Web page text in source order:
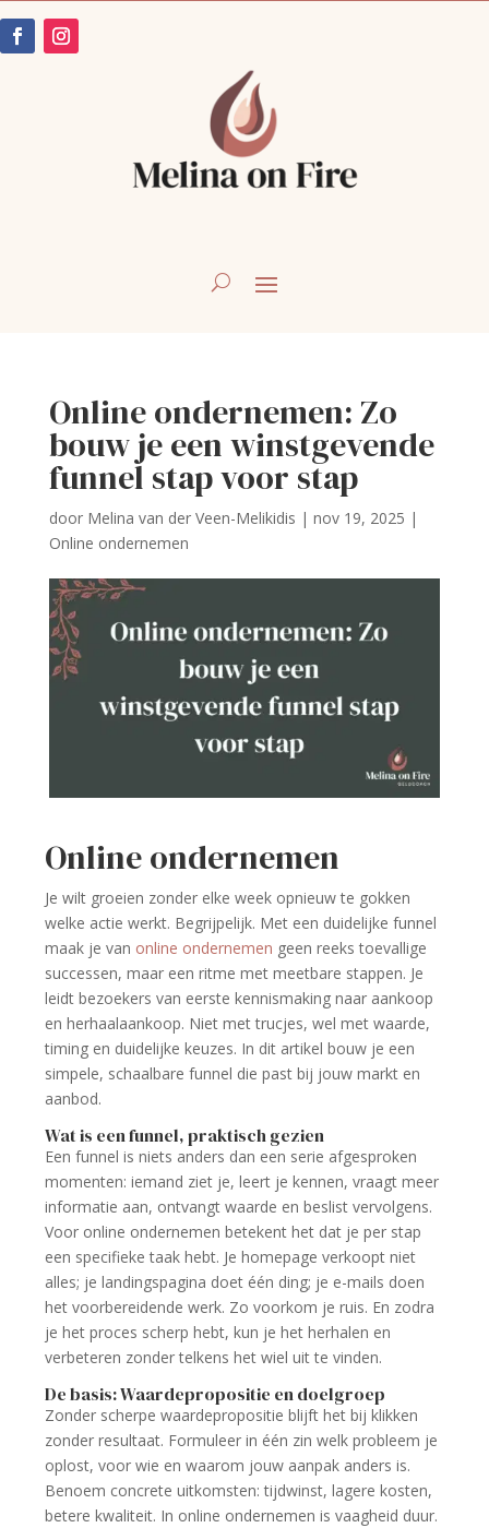
Online ondernemen: Zo
bouw je een winstgevende
funnel stap voor stap
door Melina van der Veen-Melikidis | nov 19, 2025 |
Online ondernemen
Online ondernemen
Je wilt groeien zonder elke week opnieuw te gokken
welke actie werkt. Begrijpelijk. Met een duidelijke funnel
maak je van online ondernemen geen reeks toevallige
successen, maar een ritme met meetbare stappen. Je
leidt bezoekers van eerste kennismaking naar aankoop
en herhaalaankoop. Niet met trucjes, wel met waarde,
timing en duidelijke keuzes. In dit artikel bouw je een
simpele, schaalbare funnel die past bij jouw markt en
aanbod.
Wat is een funnel, praktisch gezien
Een funnel is niets anders dan een serie afgesproken
momenten: iemand ziet je, leert je kennen, vraagt meer
informatie aan, ontvangt waarde en beslist vervolgens.
Voor online ondernemen betekent het dat je per stap
een specifieke taak hebt. Je homepage verkoopt niet
alles; je landingspagina doet één ding; je e-mails doen
het voorbereidende werk. Zo voorkom je ruis. En zodra
je het proces scherp hebt, kun je het herhalen en
verbeteren zonder telkens het wiel uit te vinden.
De basis: Waardepropositie en doelgroep
Zonder scherpe waardepropositie blijft het bij klikken
zonder resultaat. Formuleer in één zin welk probleem je
oplost, voor wie en waarom jouw aanpak anders is.
Benoem concrete uitkomsten: tijdwinst, lagere kosten,
betere kwaliteit. In online ondernemen is vaagheid duur.